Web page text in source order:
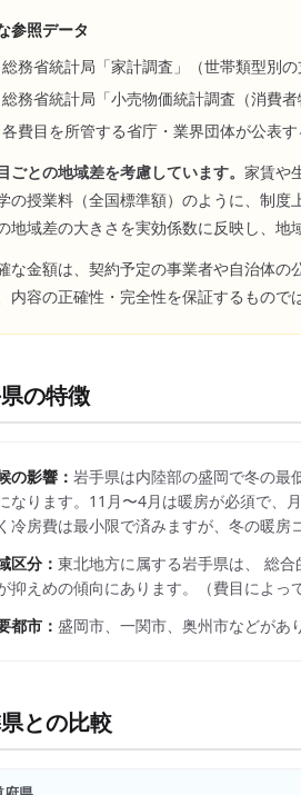
参照データ
総務省統計局「家計調査」（世帯類型別の
総務省統計局「小売物価統計調査（消費
各費目を所管する省庁・業界団体が公表
ごとの地域差を考慮しています。 家賃や
の授業料（全国標準額）のように、制
地域差の大きさを実効係数に反映し、地
な金額は、契約予定の事業者や自治体
内容の正確性・完全性を保証するもので
の特徴
の影響： 岩手県は内陸部の盛岡で冬の最
なります。11月〜4月は暖房が必須で、
冷房費は最小限で済みますが、冬の暖房
区分： 東北地方に属する岩手県は、 総合
抑えめの傾向にあります。
（費目によっ
都市： 盛岡市、一関市、奥州市などがあ
との比較